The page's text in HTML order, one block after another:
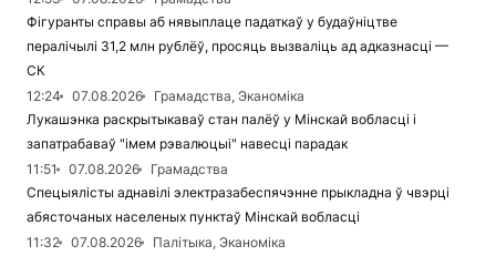
Фігуранты справы аб нявыплаце падаткаў у будаўніцтве
пералічылі 31,2 млн рублёў, просяць вызваліць ад адказнасці —
СК
12:24
07.08.2026
Грамадства, Эканоміка
Лукашэнка раскрытыкаваў стан палёў у Мінскай вобласці і
запатрабаваў "імем рэвалюцыі" навесці парадак
11:51
07.08.2026
Грамадства
Спецыялісты аднавілі электразабеспячэнне прыкладна ў чвэрці
абясточаных населеных пунктаў Мінскай вобласці
11:32
07.08.2026
Палітыка, Эканоміка